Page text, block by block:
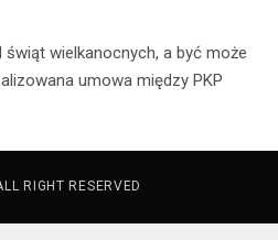
świąt wielkanocnych, a być może
umowa między PKP
RIGHT RESERVED